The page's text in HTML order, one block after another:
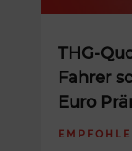
THG-
Fahrer
Euro